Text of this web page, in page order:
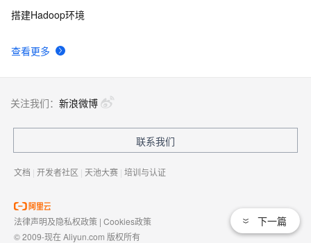
查看更多
搭建Hadoop环境
下一篇
关注我们： 新浪微博
联系我们
文档 | 开发者社区 | 天池大赛 | 培训与认证
法律声明及隐私权政策 | Cookies政策
© 2009-现在 Aliyun.com 版权所有